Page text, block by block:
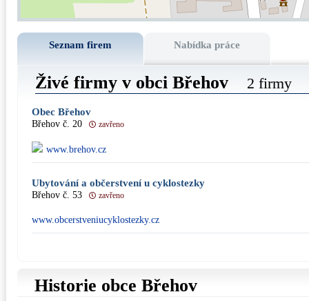
Seznam firem Nabídka práce
Živé firmy v obci Břehov 2 firmy
Obec Břehov
Břehov č. 20 zavřeno
www.brehov.cz
Ubytování a občerstvení u cyklostezky
Břehov č. 53 zavřeno
www.obcerstveniucyklostezky.cz
Historie obce Břehov